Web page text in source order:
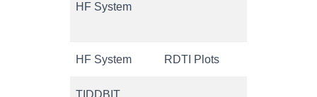
HF System
HF System RDTI Plots
TIDDBIT